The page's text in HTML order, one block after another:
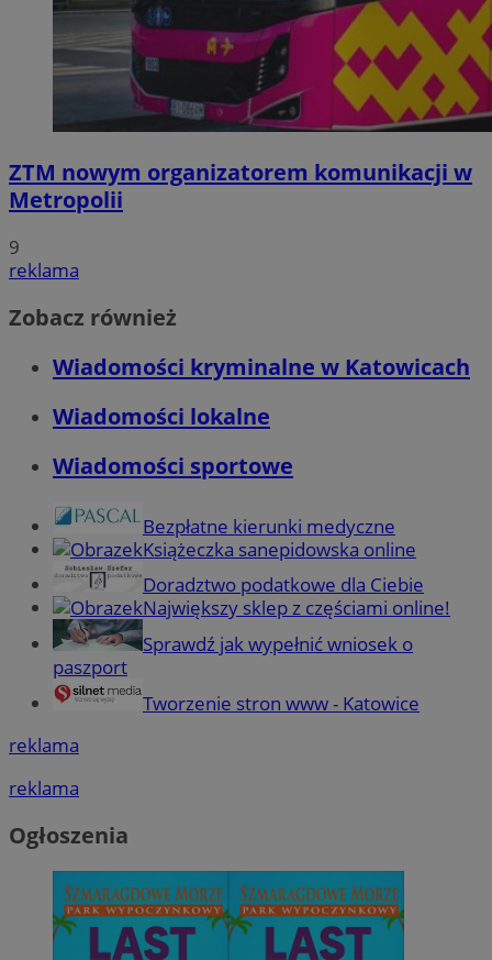
ZTM nowym organizatorem komunikacji w
Metropolii
9
reklama
Zobacz również
Wiadomości kryminalne w Katowicach
Wiadomości lokalne
Wiadomości sportowe
Bezpłatne kierunki medyczne
Książeczka sanepidowska online
Doradztwo podatkowe dla Ciebie
Największy sklep z częściami online!
Sprawdź jak wypełnić wniosek o
paszport
Tworzenie stron www - Katowice
reklama
reklama
Ogłoszenia